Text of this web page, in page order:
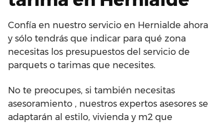
Confía en nuestro servicio en Hernialde ahora
y sólo tendrás que indicar para qué zona
necesitas los presupuestos del servicio de
parquets o tarimas que necesites.
No te preocupes, si también necesitas
asesoramiento , nuestros expertos asesores se
adaptarán al estilo, vivienda y m2 que